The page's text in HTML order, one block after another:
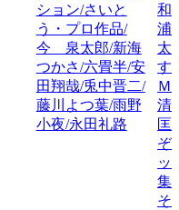
ション/さいと
う・プロ作品/
今 泉太郎/新海
つかさ/六畳半/安
田翔哉/兎中晋二/
藤川よつ葉/雨野
小夜/永田礼路
和
浦
太
す
Ｍ
清
匡
ぞ
ッ
集
そ